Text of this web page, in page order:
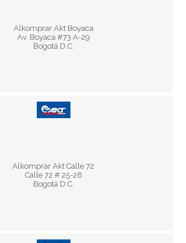
Alkomprar Akt Boyaca
Av. Boyaca #73 A-29
Bogotá D.C.
Lun - Vie 8:30 am - 5:30 pm
Sáb 9:30 am - 3:30 pm
Alkomprar Akt Calle 72
Calle 72 # 25-28
Bogotá D.C.
Lun - Vie 8:30 am - 5:30 pm
Sáb 9:30 am - 3:30 pm